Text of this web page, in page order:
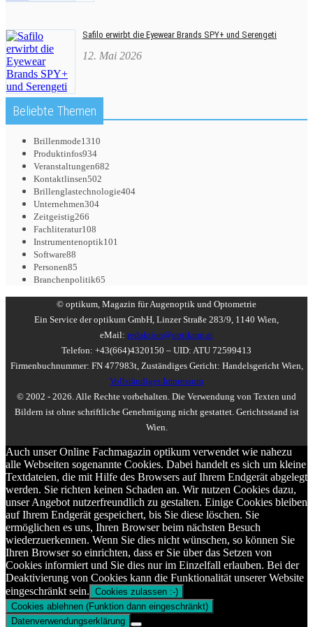
Safilo erwirbt die Eyewear Brands SPY+ und Serengeti
12. Mai 2026
Beliebte Themen
Brillenmode1310
Produktinfos934
Veranstaltungen682
Kontaktlinsen502
Brillenglastechnologie404
Unternehmen304
Zeitgeistig266
Fachliteratur108
Instrumentenoptik101
Software88
Personen85
Branchenpolitik65
© optikum, Magazin für Augenoptik und Optometrie
Ein Service der optikum GmbH, Linzer Straße 283/9, 1140 Wien,
eMail: redaktion@optikum.at
Telefon: +43(664)4320150 – UID: ATU 72599413
Firmenbuchnummer: FN 477983t, Zuständiges Gericht: Handelsgericht Wien,
Vollständiges Impressum
© 2002 - 2026. Alle Rechte vorbehalten. Die Verwendung von Texten und
Bildern ist ohne schriftliche Genehmigung nicht gestattet. Gerichtsstand ist
Wien.
Auch unser Online Fachmagazin optikum verwendet wie nahezu
alle Webseiten sogenannte Cookies. Dabei handelt es sich um kleine
Textdateien, die mit Hilfe des Browsers auf Ihrem Endgerät abgelegt
werden. Sie richten keinen Schaden an. Wir nutzen Cookies dazu,
unser Angebot nutzerfreundlich zu gestalten. Einige Cookies bleiben
auf Ihrem Endgerät gespeichert, bis Sie diese löschen. Sie
ermöglichen es uns, Ihren Browser beim nächsten Besuch
wiederzuerkennen. Wenn Sie dies nicht wünschen, so können Sie
Ihren Browser so einrichten, dass er Sie über das Setzen von
Cookies informiert und Sie dies nur im Einzelfall erlauben. Bei der
Deaktivierung von Cookies kann die Funktionalität unserer Website
eingeschränkt sein. Cookies zulassen :-)
Cookies ablehnen (Funktion dann eingeschränkt)
Datenverwendungserklärung